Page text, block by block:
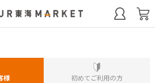
様 初めてご利用の方